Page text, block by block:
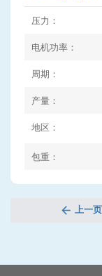
压力：
电机功率：
周期：
产量：
地区：
包重：
上一页